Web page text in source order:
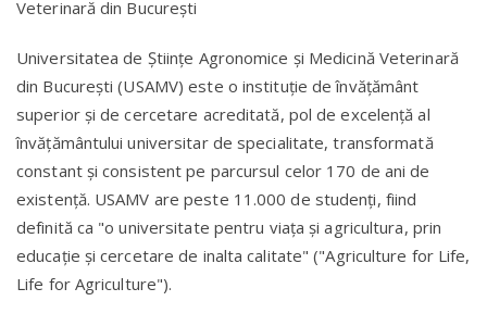
Veterinară din Bucureşti
Universitatea de Ştiinţe Agronomice şi Medicină Veterinară
din Bucureşti (USAMV) este o instituţie de învăţământ
superior şi de cercetare acreditată, pol de excelenţă al
învăţământului universitar de specialitate, transformată
constant şi consistent pe parcursul celor 170 de ani de
existenţă. USAMV are peste 11.000 de studenţi, fiind
definită ca "o universitate pentru viaţa şi agricultura, prin
educaţie şi cercetare de inalta calitate" ("Agriculture for Life,
Life for Agriculture").